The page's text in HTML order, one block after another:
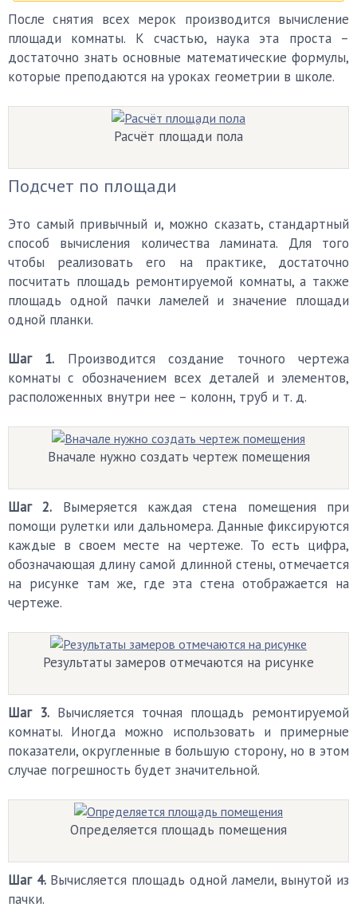
После снятия всех мерок производится вычисление
площади комнаты. К счастью, наука эта проста –
достаточно знать основные математические формулы,
которые преподаются на уроках геометрии в школе.
Расчёт площади пола
Подсчет по площади
Это самый привычный и, можно сказать, стандартный
способ вычисления количества ламината. Для того
чтобы реализовать его на практике, достаточно
посчитать площадь ремонтируемой комнаты, а также
площадь одной пачки ламелей и значение площади
одной планки.
Шаг 1. Производится создание точного чертежа
комнаты с обозначением всех деталей и элементов,
расположенных внутри нее – колонн, труб и т. д.
Вначале нужно создать чертеж помещения
Шаг 2. Вымеряется каждая стена помещения при
помощи рулетки или дальномера. Данные фиксируются
каждые в своем месте на чертеже. То есть цифра,
обозначающая длину самой длинной стены, отмечается
на рисунке там же, где эта стена отображается на
чертеже.
Результаты замеров отмечаются на рисунке
Шаг 3. Вычисляется точная площадь ремонтируемой
комнаты. Иногда можно использовать и примерные
показатели, округленные в большую сторону, но в этом
случае погрешность будет значительной.
Определяется площадь помещения
Шаг 4.Вычисляется площадь одной ламели, вынутой из
пачки.